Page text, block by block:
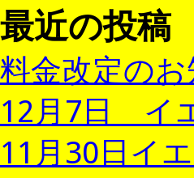
最近の投稿
料金改定のお
12月7日 イ
11月30日イ